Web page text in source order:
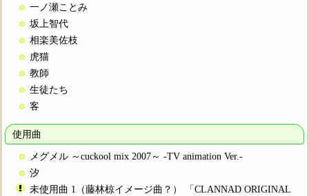
一ノ瀬ことみ
坂上智代
相楽美佐枝
虎猫
教師
生徒たち
客
使用曲
メグメル ～cuckool mix 2007～ -TV animation Ver.-
汐
未使用曲 1（藤林椋イメージ曲？） 「CLANNAD ORIGINAL